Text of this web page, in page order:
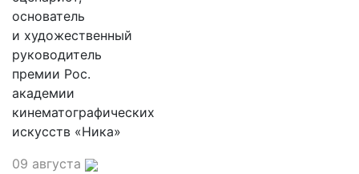
основатель
и художественный
руководитель
премии Рос.
академии
кинематографических
искусств «Ника»
09 августа